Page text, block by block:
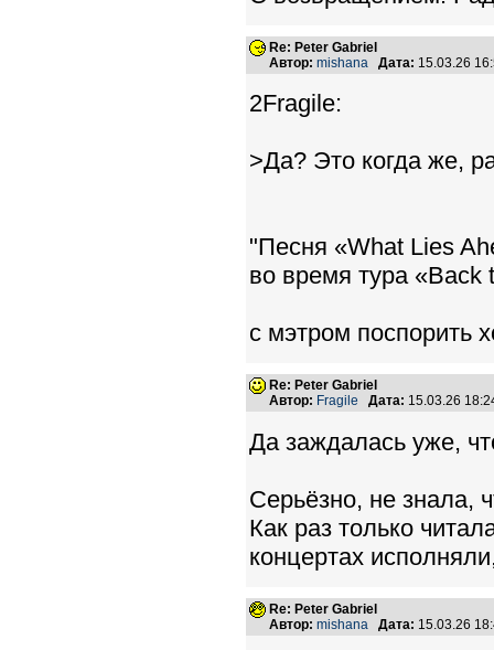
Re: Peter Gabriel
Автор: mishana Дата: 15.03.26
2Fragile:
>Да? Это когда же,
"Песня «What Lies
во время тура «Back
с мэтром поспорить
Re: Peter Gabriel
Автор: Fragile Дата: 15.03.26
Да заждалась уже,
Серьёзно, не знала,
Как раз только
концертах
Re: Peter Gabriel
Автор: mishana Дата: 15.03.26